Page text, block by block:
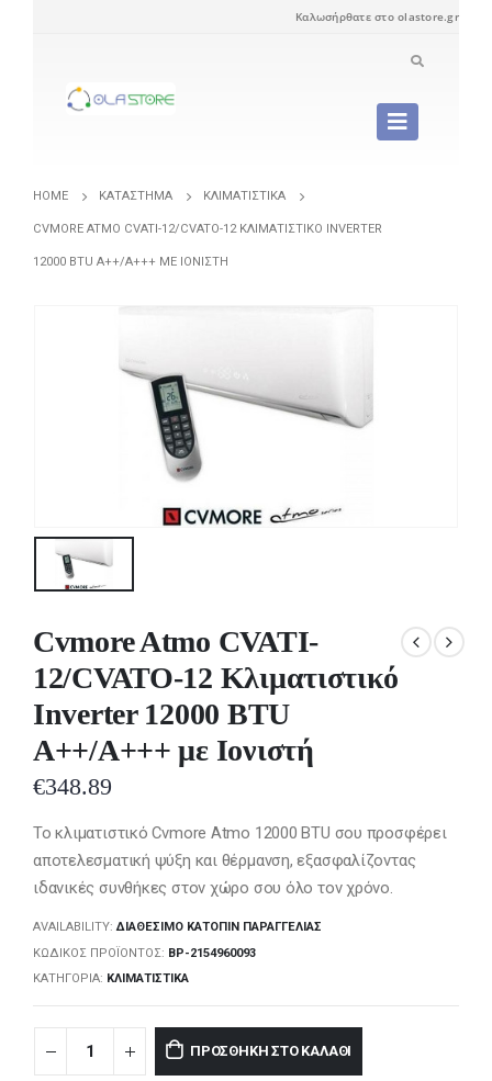
Καλωσήρθατε στο olastore.gr
HOME ΚΑΤΆΣΤΗΜΑ ΚΛΙΜΑΤΙΣΤΙΚΆ
CVMORE ATMO CVATI-12/CVATO-12 ΚΛΙΜΑΤΙΣΤΙΚΌ INVERTER
12000 BTU A++/A+++ ΜΕ ΙΟΝΙΣΤΉ
Cvmore Atmo CVATI-
12/CVATO-12 Κλιματιστικό
Inverter 12000 BTU
A++/A+++ με Ιονιστή
€348.89
Το κλιματιστικό Cvmore Atmo 12000 BTU σου προσφέρει
αποτελεσματική ψύξη και θέρμανση, εξασφαλίζοντας
ιδανικές συνθήκες στον χώρο σου όλο τον χρόνο.
AVAILABILITY:ΔΙΑΘΈΣΙΜΟ ΚΑΤΌΠΙΝ ΠΑΡΑΓΓΕΛΊΑΣ
ΚΩΔΙΚΌΣ ΠΡΟΪΌΝΤΟΣ: BP-2154960093
ΚΑΤΗΓΟΡΊΑ: ΚΛΙΜΑΤΙΣΤΙΚΆ
ΠΡΟΣΘΉΚΗ ΣΤΟ ΚΑΛΆΘΙ